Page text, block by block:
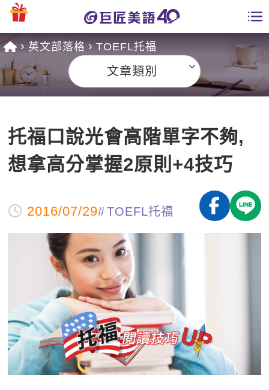
課程總覽
英文課程總表
英文會話
英文檢定
TOEIC 多益課程
IELTS 雅思課程
GEPT 全民英檢課程
TOEFL 托福課程
能力養成
自然發音
英文聽力養成
開口溜英文
旅遊英文
特色課程
主題課程
英語俱樂部
ECAM
線上真人
日語
韓語
更多
一對一家教
全國分校
英文部落格
多益秒學堂
影音學英文
英文能力測驗
師資團隊
學習分享
學員故事
學員讚出來
活動花絮
校園贊助
企業服務
學員專區
Recruiting
英文部落格 TOEFL托福
文章類別
托福口說光會高階單字不夠,
想拿高分掌握2原則+4技巧
2016/07/29 TOEFL托福